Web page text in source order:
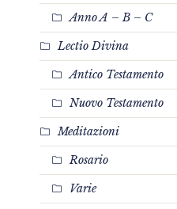
Anno A – B – C
Lectio Divina
Antico Testamento
Nuovo Testamento
Meditazioni
Rosario
Varie